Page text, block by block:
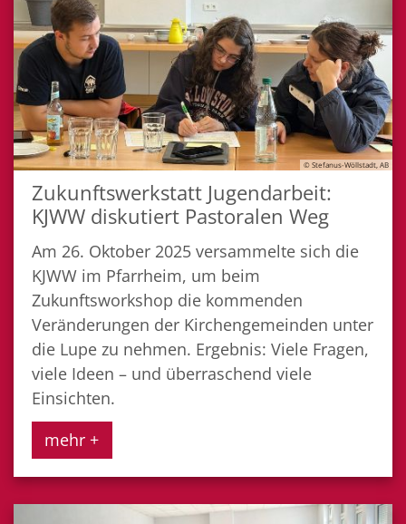
© Stefanus-Wöllstadt, AB
Zukunftswerkstatt Jugendarbeit:
KJWW diskutiert Pastoralen Weg
Am 26. Oktober 2025 versammelte sich die
KJWW im Pfarrheim, um beim
Zukunftsworkshop die kommenden
Veränderungen der Kirchengemeinden unter
die Lupe zu nehmen. Ergebnis: Viele Fragen,
viele Ideen – und überraschend viele
Einsichten.
mehr +